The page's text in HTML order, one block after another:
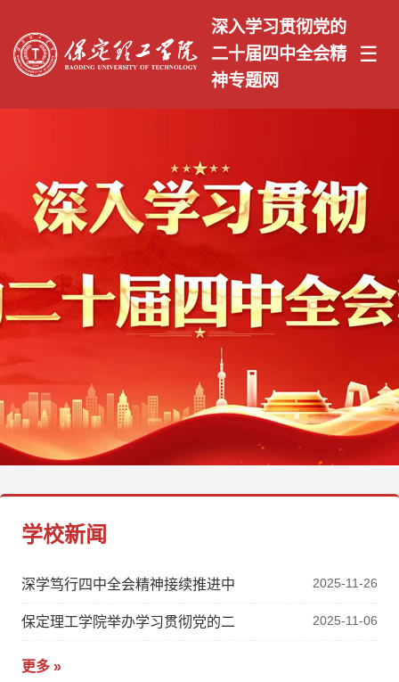
深入学习贯彻党的
二十届四中全会精
神专题网
☰
学校新闻
深学笃行四中全会精神接续推进中 2025-11-26
保定理工学院举办学习贯彻党的二 2025-11-06
更多 »